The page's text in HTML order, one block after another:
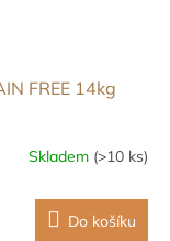
FREE 14kg
Skladem (>10 ks)
Do košíku